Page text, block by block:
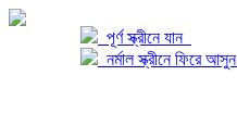
পূর্ণ স্ক্রীনে যান
নর্মাল স্ক্রীনে ফিরে আসুন